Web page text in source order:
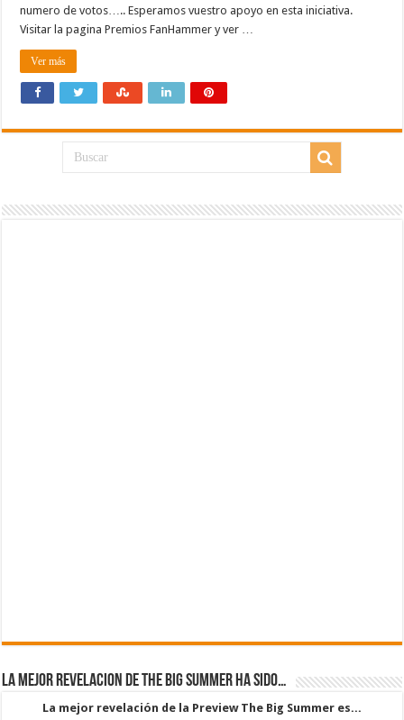
numero de votos….. Esperamos vuestro apoyo en esta iniciativa.
Visitar la pagina Premios FanHammer y ver …
Ver más
La mejor revelacion de The Big Summer ha sido…
La mejor revelación de la Preview The Big Summer es...